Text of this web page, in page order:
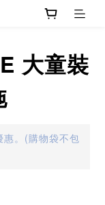
大童裝
惠。(購物袋不包